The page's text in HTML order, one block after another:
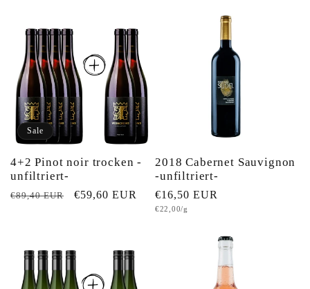
Sale
4+2 Pinot noir trocken -
unfiltriert-
Normaler
€89,40 EUR Verkaufspreis
€59,60 EUR
2018 Cabernet Sauvignon
-unfiltriert-
Normaler
Preis
€16,50 EUR
Grundpreis
€22,00/g